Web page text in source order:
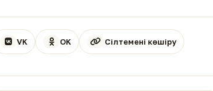
VK OK Сілтемені көшіру